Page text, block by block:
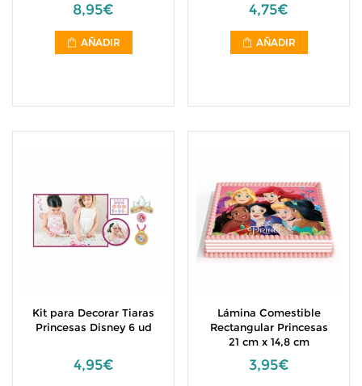
8,95€
AÑADIR
4,75€
AÑADIR
Kit para Decorar Tiaras
Princesas Disney 6 ud
4,95€
Lámina Comestible
Rectangular Princesas
21 cm x 14,8 cm
3,95€